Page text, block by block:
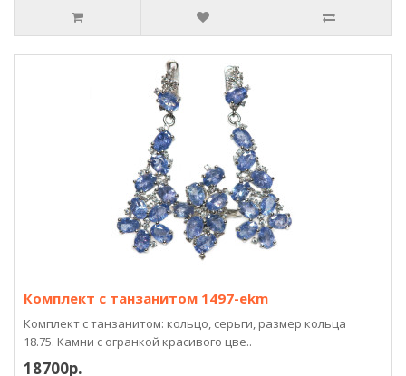
Комплект с танзанитом 1497-ekm
Комплект с танзанитом: кольцо, серьги, размер кольца
18.75. Камни с огранкой красивого цве..
18700р.